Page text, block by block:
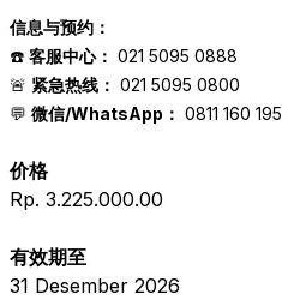
信息与预约：
☎️ 客服中心： 021 5095 0888
🚨 紧急热线： 021 5095 0800
💬 微信/WhatsApp： 0811 160 195
价格
Rp. 3.225.000.00
有效期至
31 Desember 2026